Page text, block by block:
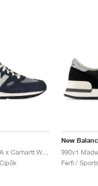
990v1 Made in USA x Carhartt WIP "Dark Navy"
New
Férfi /